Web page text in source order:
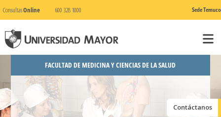
ConsultasOnline 600 328 1000 Sede Temuco
Contáctanos
FACULTAD DE MEDICINA Y CIENCIAS DE LA SALUD